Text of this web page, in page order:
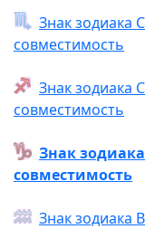
Знак зодиака
совместимость
Знак зодиака
совместимость
Знак
совместимость
Знак зодиака